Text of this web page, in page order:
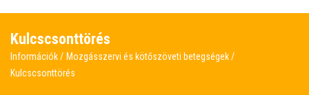
Kulcscsonttörés
Információk
Mozgásszervi és kötőszöveti betegségek
Kulcscsonttörés